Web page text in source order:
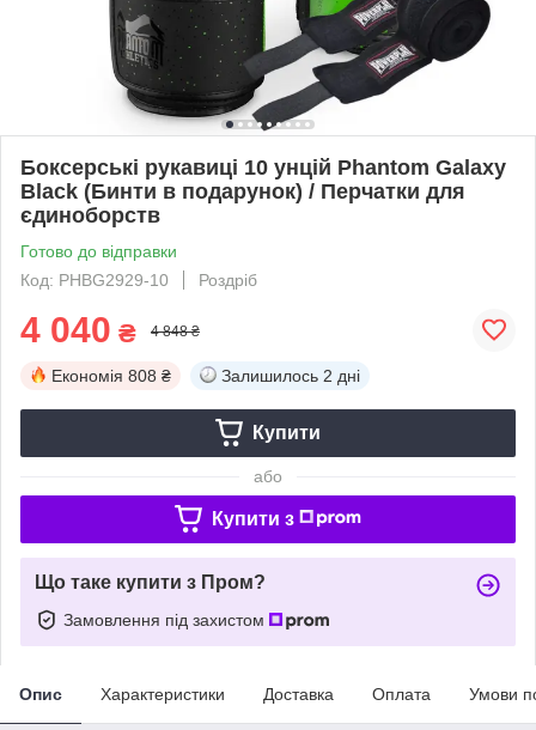
Боксерські рукавиці 10 унцій Phantom Galaxy
Black (Бинти в подарунок) / Перчатки для
єдиноборств
Готово до відправки
Код: PHBG2929-10
Роздріб
4 040 ₴ 4 848 ₴
Економія 808 ₴ Залишилось 2 дні
Купити
або
Купити з
Що таке купити з Пром?
Замовлення під захистом
Опис Характеристики Доставка Оплата Умови